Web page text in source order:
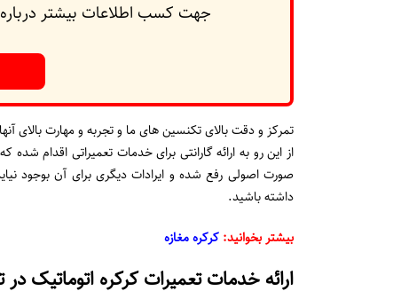
جهت کسب اطلاعات بیشتر
تمرکز و دقت بالای تکنسین های ما و تجربه و مهارت بالای
از این رو به ارائه گارانتی برای خدمات تعمیراتی اقدام
صورت اصولی رفع شده و ایرادات دیگری برای آن بوجود
داشته باشید.
بیشتر بخوانید: کرکره مغازه
ارائه خدمات تعمیرات کرکره اتوماتیک در